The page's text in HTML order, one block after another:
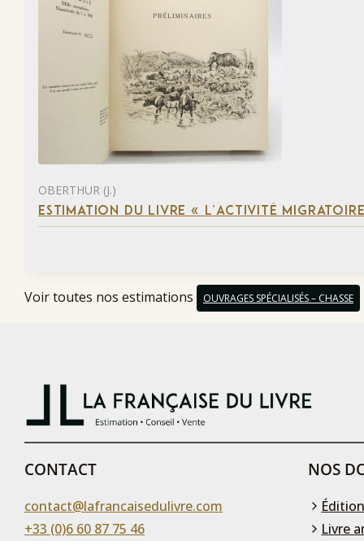
OBERTHUR (J.)
ESTIMATION DU LIVRE « L’ACTIVITÉ
Voir toutes nos estimations OUVRAGES SPÉCIALISÉS – CHASSE
CONTACT
contact@lafrancaisedulivre.com
+33 (0)6 60 87 75 46
NOS
Livre